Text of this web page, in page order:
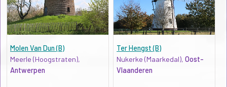
Molen Van Dun (B)
Meerle (Hoogstraten),
Antwerpen
Ter Hengst (B)
Nukerke (Maarkedal),Oost-
Vlaanderen